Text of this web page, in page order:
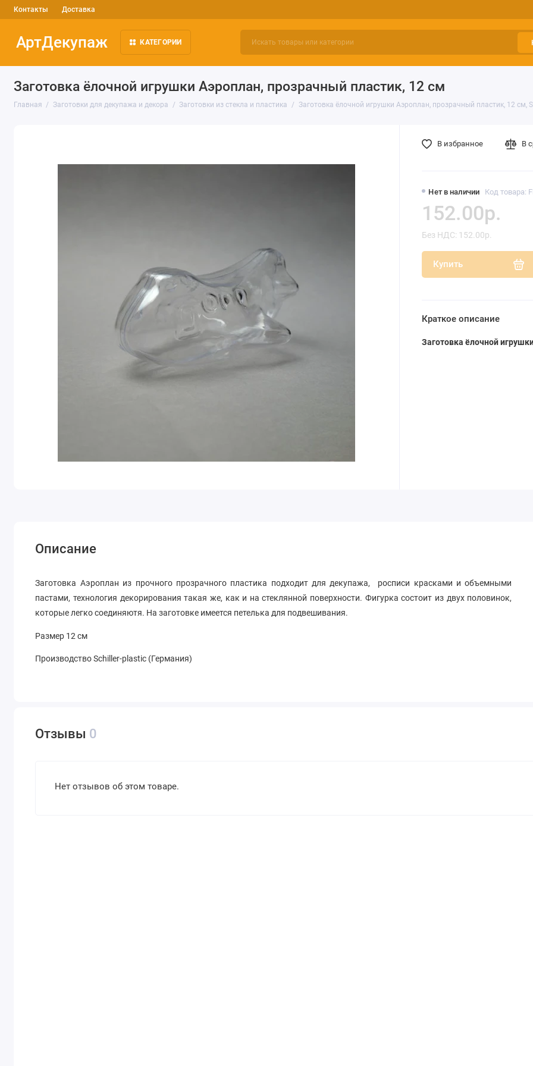
Контакты Доставка
АртДекупаж КАТЕГОРИИ
Заготовка ёлочной игрушки Аэроплан, прозрачный пластик, 12 см
Главная Заготовки для декупажа и декора Заготовки из стекла и пластика Заготовка ёлочной игрушки Аэроплан, прозрачный пластик, 12 см,
Нет в наличии Код товара:
152.00р.
Без НДС: 152.00р.
Купить
В избранное В
Краткое описание
Заготовка ёлочной
Описание
Заготовка Аэроплан из прочного прозрачного пластика подходит для декупажа, росписи красками и объемными
пастами, технология декорирования такая же, как и на стеклянной поверхности. Фигурка состоит из двух половинок,
которые легко соединяютя. На заготовке имеется петелька для подвешивания.
Размер 12 см
Производство Schiller-plastic (Германия)
Отзывы 0
Нет отзывов об этом товаре.